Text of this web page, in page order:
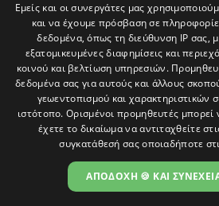
Πολίτης [Κύπρος] και του
το δέντρο, δεν χάνουμε το δάσος.
Εμείς και οι συνεργάτες μας
και να έχουμε πρόσβαση σε
δεδομένα, όπως τη διεύθυνση IP σας,
εξατομικευμένες διαφημίσεις και
κοινού και βελτίωση υπηρεσιών.
δεδομένα σας για αυτούς και άλλους
γεωεντοπισμού και χαρακτηριστικών
ιστότοπο. Ορισμένοι προμηθευτές
έχετε το δικαίωμα να αντιταχθείτε
συγκατάθεσή σας οποιαδήποτε
ΑΠΟΔΟΧΗ 🍪 ΚΑΙ